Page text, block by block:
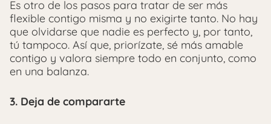
Es otro de los pasos para tratar de ser más
flexible contigo misma y no exigirte tanto. No hay
que olvidarse que nadie es perfecto y, por tanto,
tú tampoco. Así que, priorízate, sé más amable
contigo y valora siempre todo en conjunto, como
en una balanza.
3. Deja de compararte